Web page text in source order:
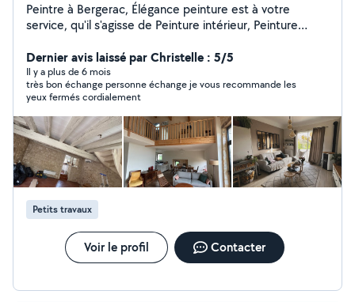
Peintre à Bergerac, Élégance peinture est à votre
service, qu'il s'agisse de Peinture intérieur, Peinture
de façade, Peinture décorative, et bien plus encore.
Nous sommes fiers de la qualité du travail que nous
fournissons à chacun de nos clients. Contactez-nous
pour discuter de votre projet et obtenir un devis.
Dernier avis laissé par Christelle : 5/5
Il y a plus de 6 mois
très bon échange personne échange je vous recommande les
yeux fermés cordialement
Petits travaux
Voir le profil Contacter